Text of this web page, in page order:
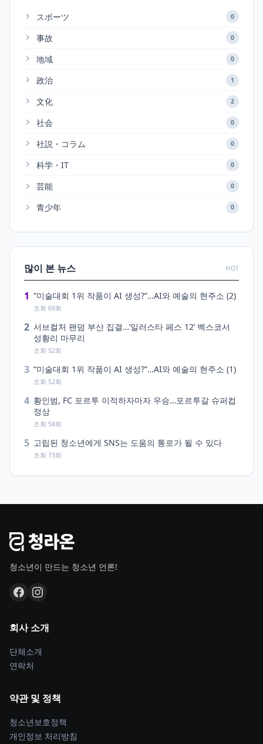
スポーツ 0
事故 0
地域 0
政治 1
文化 2
社会 0
社説・コラム 0
科学・IT 0
芸能 0
青少年 0
많이 본 뉴스 HOT
1 “미술대회 1위 작품이 AI 생성?”…AI와 예술의 현주소 (2)
조회 69회
2 서브컬처 팬덤 부산 집결…‘일러스타 페스 12’ 벡스코서
성황리 마무리
조회 52회
3 “미술대회 1위 작품이 AI 생성?”…AI와 예술의 현주소 (1)
조회 52회
4 황인범, FC 포르투 이적하자마자 우승…포르투갈 슈퍼컵
정상
조회 58회
5 고립된 청소년에게 SNS는 도움의 통로가 될 수 있다
조회 73회
청소년이 만드는 청소년 언론!
회사 소개
단체소개
연락처
약관 및 정책
청소년보호정책
개인정보 처리방침